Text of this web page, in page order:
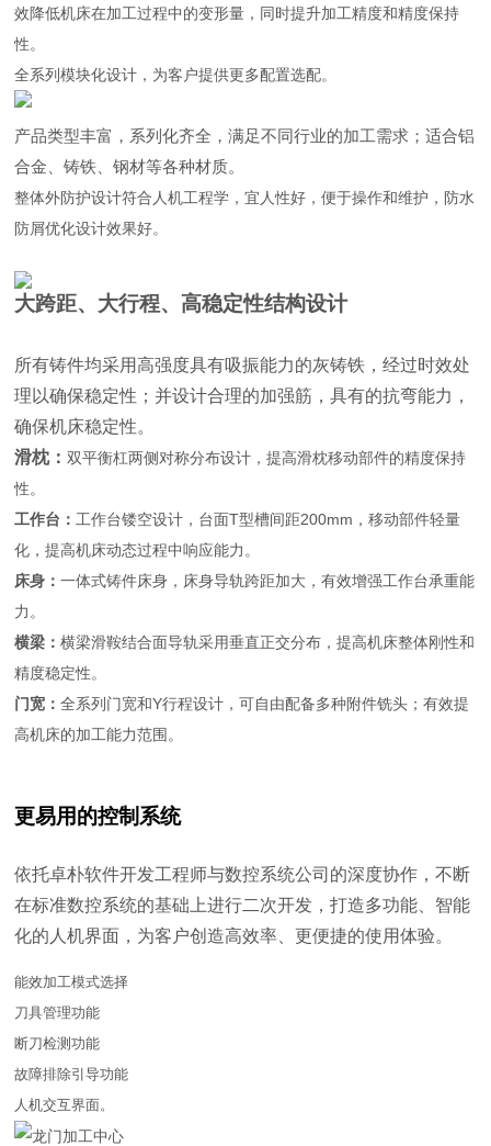
效降低机床在加工过程中的变形量，同时提升加工精度和精度保持
性。
全系列模块化设计，为客户提供更多配置选配。
产品类型丰富，系列化齐全，满足不同行业的加工需求；适合铝
合金、铸铁、钢材等各种材质。
整体外防护设计符合人机工程学，宜人性好，便于操作和维护，防水
防屑优化设计效果好。
大跨距、大行程、高稳定性结构设计
所有铸件均采用高强度具有吸振能力的灰铸铁，经过时效处
理以确保稳定性；并设计合理的加强筋，具有的抗弯能力，
确保机床稳定性。
滑枕：双平衡杠两侧对称分布设计，提高滑枕移动部件的精度保持
性。
工作台： 工作台镂空设计，台面T型槽间距200mm，移动部件轻量
化，提高机床动态过程中响应能力。
床身：一体式铸件床身，床身导轨跨距加大，有效增强工作台承重能
力。
横梁：横梁滑鞍结合面导轨采用垂直正交分布，提高机床整体刚性和
精度稳定性。
门宽：全系列门宽和Y行程设计，可自由配备多种附件铣头；有效提
高机床的加工能力范围。
更易用的控制系统
依托卓朴软件开发工程师与数控系统公司的深度协作，不断
在标准数控系统的基础上进行二次开发，打造多功能、智能
化的人机界面，为客户创造高效率、更便捷的使用体验。
能效加工模式选择
刀具管理功能
断刀检测功能
故障排除引导功能
人机交互界面。